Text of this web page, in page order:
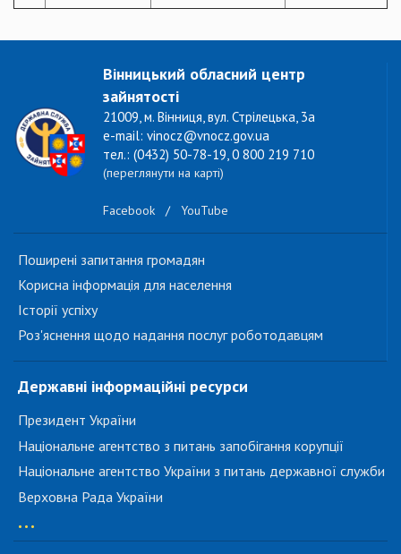
Вінницький обласний центр
зайнятості
21009, м. Вінниця, вул. Стрілецька, 3а
e-mail: vinocz@vnocz.gov.ua
тел.: (0432) 50-78-19, 0 800 219 710
(переглянути на карті)
Facebook / YouTube
Поширені запитання громадян
Корисна інформація для населення
Історії успіху
Роз'яснення щодо надання послуг роботодавцям
Державні інформаційні ресурси
Президент України
Національне агентство з питань запобігання корупції
Національне агентство України з питань державної служби
Верховна Рада України
...